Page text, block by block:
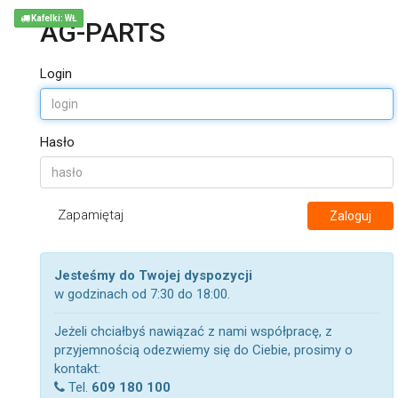
AG-PARTS
Login
Hasło
Zapamiętaj Zaloguj
Jesteśmy do Twojej dyspozycji
w godzinach od 7:30 do 18:00.
Jeżeli chciałbyś nawiązać z nami współpracę, z
przyjemnością odezwiemy się do Ciebie, prosimy o
kontakt:
Tel. 609 180 100
Kafelki: WŁ